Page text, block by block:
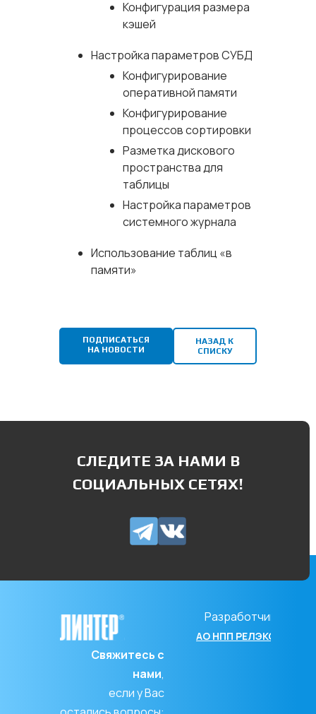
Конфигурация размера
кэшей
Настройка параметров СУБД
Конфигурирование
оперативной памяти
Конфигурирование
процессов сортировки
Разметка дискового
пространства для
таблицы
Настройка параметров
системного журнала
Использование таблиц «в
памяти»
ПОДПИСАТЬСЯ
НА НОВОСТИ
НАЗАД К
СПИСКУ
СЛЕДИТЕ ЗА НАМИ В
СОЦИАЛЬНЫХ СЕТЯХ!
Разработчик
АО НПП РЕЛЭКС
Свяжитесь с
нами,
если у Вас